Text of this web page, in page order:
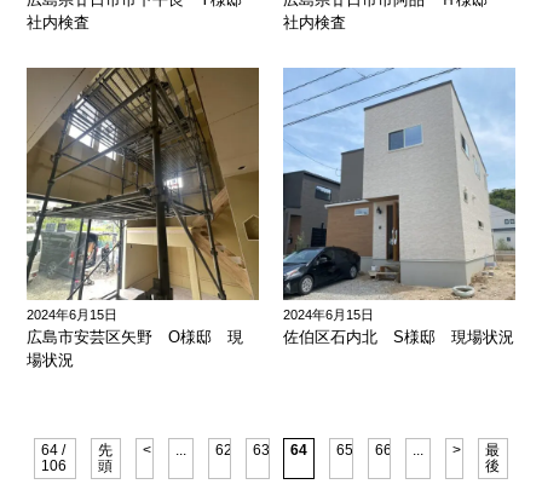
社内検査
社内検査
2024年6月15日
広島市安芸区矢野 O様邸 現
場状況
2024年6月15日
佐伯区石内北 S様邸 現場状況
64 /
106
先
頭
< ... 62 63 64 65 66 ... >
最
後